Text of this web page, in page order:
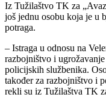
Iz Tužilaštvo TK za
još jednu osobu koja je u
potraga.
– Istraga u odnosu na
razbojništvo i
policijskih službenika.
također za razbojništvo i
rekli su iz Tužilaštva TK